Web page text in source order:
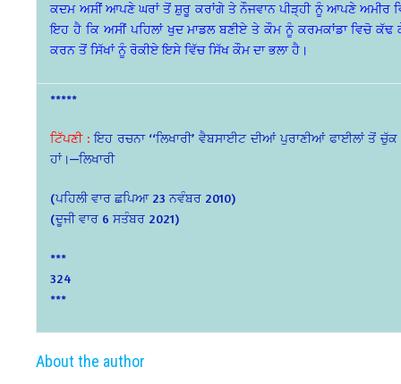
ਕਦਮ ਅਸੀਂ ਆਪਣੇ ਘਰਾਂ ਤੋਂ ਸ਼ੁਰੂ ਕਰਾਂਗੇ ਤੇ ਨੌਜਵਾਨ ਪੀੜ੍ਹੀ ਨੂੰ ਆਪਣੇ ਅਮੀਰ
ਇਹ ਹੈ ਕਿ ਅਸੀਂ ਪਹਿਲਾਂ ਖੁਦ ਮਾਡਲ ਬਣੀਏ ਤੇ ਕੌਮ ਨੂੰ ਕਰਮਕਾਂਡਾ ਵਿਚੋ
ਕਰਨ ਤੋਂ ਸਿੱਖਾਂ ਨੂੰ ਰੋਕੀਏ ਇਸੇ ਵਿੱਚ ਸਿੱਖ ਕੌਮ ਦਾ ਭਲਾ ਹੈ।
*****
ਟਿੱਪਣੀ : ਇਹ ਰਚਨਾ ‘‘ਲਿਖਾਰੀ’ ਵੈਬਸਾਈਟ ਦੀਆਂ ਪੁਰਾਣੀਆਂ ਫਾਈਲਾਂ ਤੋਂ
ਹਾਂ।—ਲਿਖਾਰੀ
(ਪਹਿਲੀ ਵਾਰ ਛਪਿਆ 23 ਨਵੰਬਰ 2010)
(ਦੂਜੀ ਵਾਰ 6 ਸਤੰਬਰ 2021)
***
324
***
About the author